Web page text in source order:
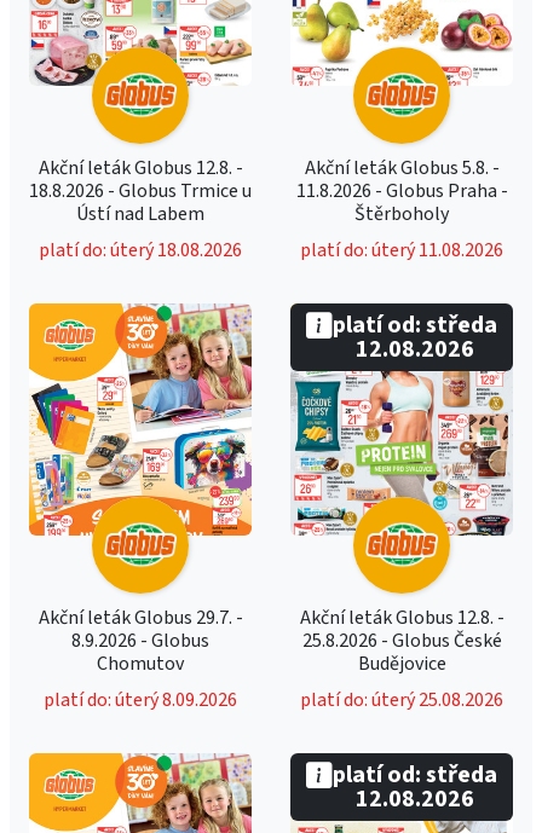
Akční leták Globus 12.8. -
18.8.2026 - Globus Trmice u
Ústí nad Labem
platí do: úterý 18.08.2026
Akční leták Globus 5.8. -
11.8.2026 - Globus Praha -
Štěrboholy
platí do: úterý 11.08.2026
Akční leták Globus 29.7. -
8.9.2026 - Globus
Chomutov
platí do: úterý 8.09.2026
Akční leták Globus 12.8. -
25.8.2026 - Globus České
Budějovice
platí do: úterý 25.08.2026
platí od: středa
12.08.2026
platí od: středa
12.08.2026